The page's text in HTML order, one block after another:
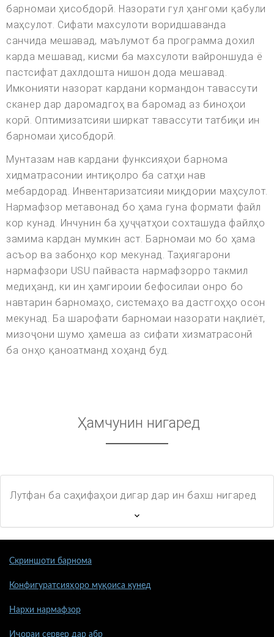
барномаи ҳисобдорӣ. Назорати гул ҳангоми қабули
маҳсулот. Сифати махсулоти воридшаванда
санчида мешавад, маълумот ба программа дохил
карда мешавад, кисми ба махсулоти вайроншуда ё
пастсифат дахлдошта нишон дода мешавад.
Имконияти назорат кардани кормандон тавассути
сканер дар даромадгоҳ ва баромад аз биноҳои
корӣ. Оптимизатсияи ширкат тавассути татбиқи ин
барномаи ҳисобдорӣ.
Мунтазам нав кардани функсияҳои барнома
хидматрасонии интиқолро ба сатҳи нав
мебардорад. Инвентаризатсияи миқдории маҳсулот.
Нармафзор метавонад бо ҳама гуна формати файл
кор кунад. Инчунин ба ҳуҷҷатҳои сохташуда файлҳо
замима кардан мумкин аст. Барномаи мо бо ҳама
асъор ва забонҳо кор мекунад. Таҳиягарони
нармафзори USU пайваста нармафзорро такмил
медиҳанд, ки ин ҳамгироии бефосилаи онро бо
навтарин барномаҳо, системаҳо ва дастгоҳҳо осон
мекунад. Ба шарофати барномаи назорати нақлиёт,
мизоҷони шумо ҳамеша аз сифати хизматрасонӣ
ба онҳо қаноатманд хоҳанд буд.
Ҳамчунин нигаред
Лутфан ба саҳифаҳои дигар дар ин бахш нигаред
Скриншоти барнома
Конфигуратсияҳоро муқоиса кунед
Нархи нармафзор
Иҷораи сервер дар абр